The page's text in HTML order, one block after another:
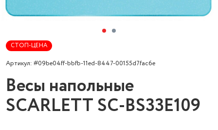
СТОП-ЦЕНА
Артикул: #09be04ff-bbfb-11ed-8447-00155d7fac6e
Весы напольные
SCARLETT SC-BS33E109